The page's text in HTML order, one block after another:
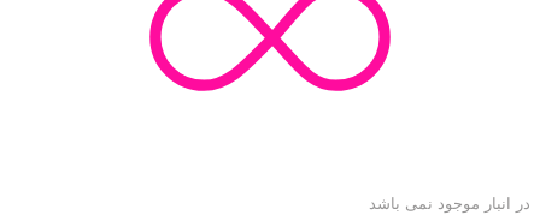
در انبار موجود نمی باشد